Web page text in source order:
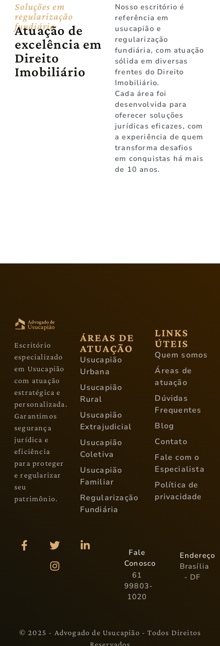
Soluções em
regularização
fundiária
Atuação de
excelência em
Direito
Imobiliário
Nosso escritório é
referência em
usucapião e
regularização
fundiária, com atuação
sólida em diversas
frentes do Direito
Imobiliário.
Cada área foi
desenvolvida para
oferecer soluções
jurídicas eficazes, com
a experiência de quem
transforma desafios
em conquistas há mais
de 10 anos.
Escritório
especializado
em Usucapião
com atuação
estratégica e
personalizada.
Garantimos
segurança
jurídica e
eficiência
para proteger
e regularizar
seu
patrimônio.
ÁREAS DE
ATUAÇÃO
Usucapião
Urbana
Usucapião
Rural
Usucapião
Extrajudicial
Usucapião
Coletiva
Usucapião
Familiar
Regularização
Fundiária
LINKS
ÚTEIS
Quem somos
Áreas de
atuação
Dúvidas
Frequentes
Blog
Contato
Fale com o
Especialista
Política de
privacidade
Fale
Conosco
61
99803-
1020
Endereço
Brasília
- DF
© 2025 - Advogado de Usucapião - Todos Direitos
Reservados